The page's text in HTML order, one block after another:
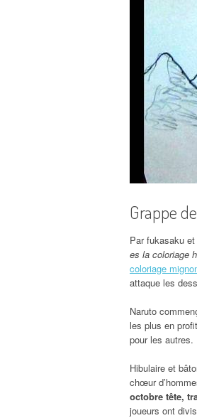
Grappe
Par fukasaku
es la coloriage
coloriage
attaque les
Naruto
les plus en
pour les autres.
Hibulaire et
chœur
octobre tête,
joueurs ont